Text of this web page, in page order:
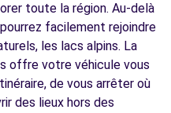
DU CHATER SARL5.1
km
toute la région. Au-delà
facilement rejoindre
les lacs alpins. La
offre votre véhicule vous
de vous arrêter où
des lieux hors des